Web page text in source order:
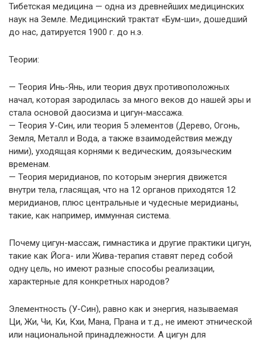
Тибетская медицина — одна из древнейших медицинских
наук на Земле. Медицинский трактат «Бум-ши», дошедший
до нас, датируется 1900 г. до н.э.
Теории:
— Теория Инь-Янь, или теория двух противоположных
начал, которая зародилась за много веков до нашей эры и
стала основой даосизма и цигун-массажа.
— Теория У-Син, или теория 5 элементов (Дерево, Огонь,
Земля, Металл и Вода, а также взаимодействия между
ними), уходящая корнями к ведическим, доязыческим
временам.
— Теория меридианов, по которым энергия движется
внутри тела, гласящая, что на 12 органов приходятся 12
меридианов, плюс центральные и чудесные меридианы,
такие, как например, иммунная система.
Почему цигун-массаж, гимнастика и другие практики цигун,
такие как Йога- или Жива-терапия ставят перед собой
одну цель, но имеют разные способы реализации,
характерные для конкретных народов?
Элементность (У-Син), равно как и энергия, называемая
Ци, Жи, Чи, Ки, Кхи, Мана, Прана и т.д., не имеют этнической
или национальной принадлежности. А цигун для